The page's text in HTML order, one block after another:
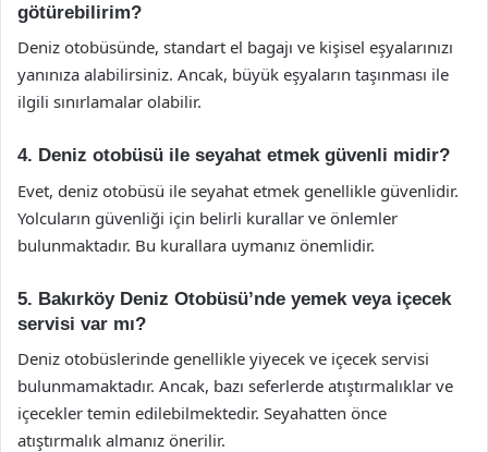
götürebilirim?
Deniz otobüsünde, standart el bagajı ve kişisel eşyalarınızı
yanınıza alabilirsiniz. Ancak, büyük eşyaların taşınması ile
ilgili sınırlamalar olabilir.
4. Deniz otobüsü ile seyahat etmek güvenli midir?
Evet, deniz otobüsü ile seyahat etmek genellikle güvenlidir.
Yolcuların güvenliği için belirli kurallar ve önlemler
bulunmaktadır. Bu kurallara uymanız önemlidir.
5. Bakırköy Deniz Otobüsü’nde yemek veya içecek
servisi var mı?
Deniz otobüslerinde genellikle yiyecek ve içecek servisi
bulunmamaktadır. Ancak, bazı seferlerde atıştırmalıklar ve
içecekler temin edilebilmektedir. Seyahatten önce
atıştırmalık almanız önerilir.